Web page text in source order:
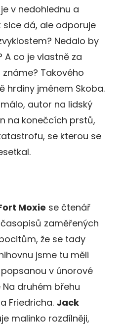
v nedohlednu a
dá, ale odporuje
Nedalo by
A co je vlastně za
Takového
hrdiny jménem Skoba.
autor na lidský
na konečcích prstů,
se kterou se
Moxie se čtenář
zaměřených
že se tady
jsme tu měli
v únorové
druhém břehu
Friedricha. Jack
malinko rozdílněji,